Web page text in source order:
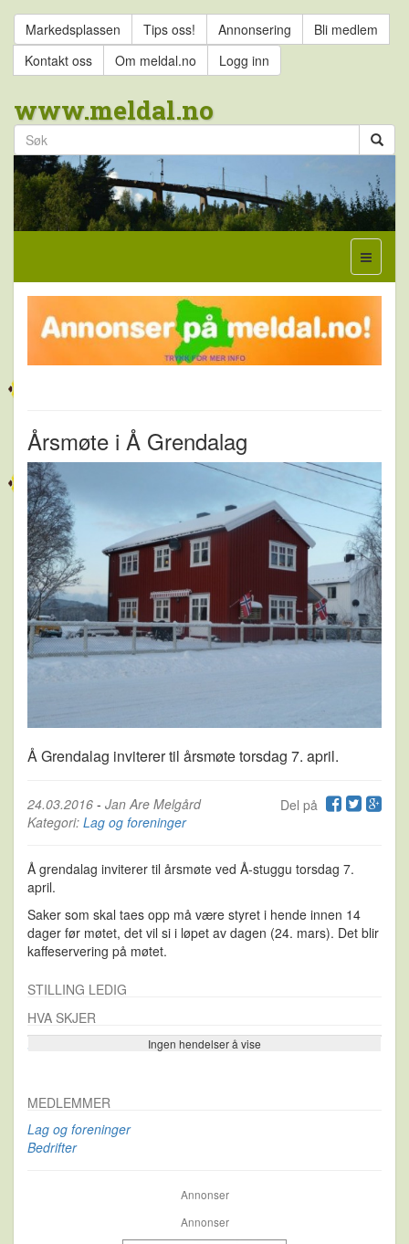
Markedsplassen Tips oss! Annonsering
Bli medlem
Kontakt oss
Om meldal.no Logg inn
www.meldal.no
Årsmøte i Å Grendalag
Å Grendalag inviterer til årsmøte torsdag 7. april.
Del på
24.03.2016 - Jan Are Melgård
Kategori: Lag og foreninger
Å grendalag inviterer til årsmøte ved Å-stuggu torsdag 7.
april.
Saker som skal taes opp må være styret i hende innen 14
dager før møtet, det vil si i løpet av dagen (24. mars). Det blir
kaffeservering på møtet.
STILLING LEDIG
HVA SKJER
Ingen hendelser å vise
Se flere…
MEDLEMMER
Lag og foreninger
Bedrifter
Annonser
Annonser